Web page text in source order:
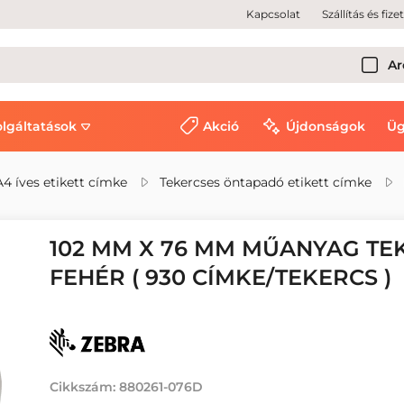
Kapcsolat Szállítás és
Akció Újdonságok
íves etikett címke Tekercses öntapadó etikett címke
102 MM X 76 MM MŰANYAG
FEHÉR ( 930 CÍMKE/TEKERCS )
Cikkszám: 880261-076D